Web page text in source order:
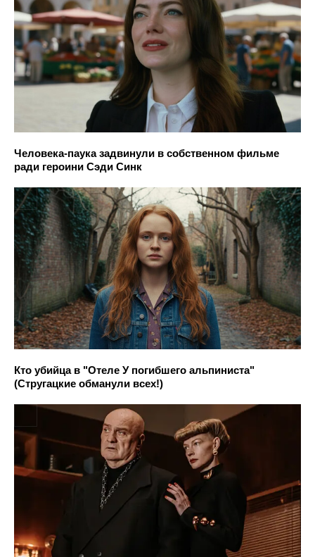
Человека-паука задвинули в собственном фильме
ради героини Сэди Синк
Кто убийца в "Отеле У погибшего альпиниста"
(Стругацкие обманули всех!)